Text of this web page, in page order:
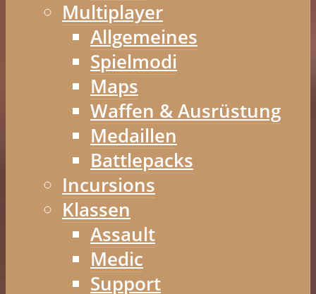
Multiplayer
Allgemeines
Spielmodi
Maps
Waffen & Ausrüstung
Medaillen
Battlepacks
Incursions
Klassen
Assault
Medic
Support